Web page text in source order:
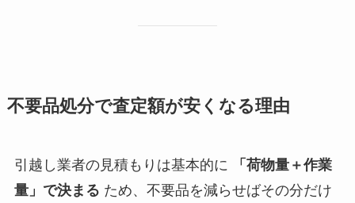
不要品処分で査定額が安くなる理由
引越し業者の見積もりは基本的に
「荷物量＋作業
量」で決まる ため、不要品を減らせばその分だけ